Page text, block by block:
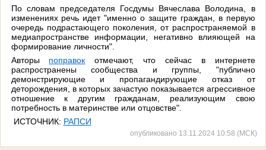
По словам председателя Госдумы Вячеслава Володина, в
изменениях речь идет "именно о защите граждан, в первую
очередь подрастающего поколения, от распространяемой в
медиапространстве информации, негативно влияющей на
формирование личности".
Авторы поправок отмечают, что сейчас в интернете
распространены сообщества и группы, "публично
демонстрирующие и пропагандирующие отказ от
деторождения, в которых зачастую показывается агрессивное
отношение к другим гражданам, реализующим свою
потребность в материнстве или отцовстве".
ИСТОЧНИК: РАПСИ
опубликовано 13.11.2024 10:58 (МСК)